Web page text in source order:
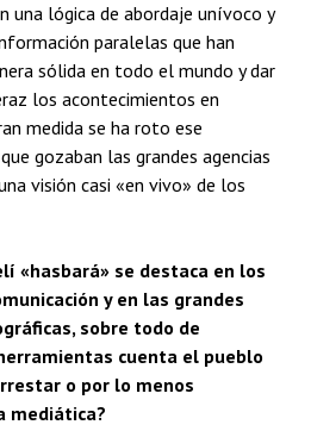
una lógica de abordaje unívoco y
paralelas que han
sólida en todo el mundo y dar
los acontecimientos en
medida se ha roto ese
gozaban las grandes agencias
visión casi «en vivo» de los
«hasbará» se destaca en los
y en las grandes
sobre todo de
cuenta el pueblo
o por lo menos
mediática?